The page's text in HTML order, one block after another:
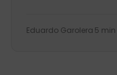
Eduardo Garolera 5 min